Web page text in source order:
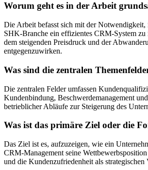
Worum geht es in der Arbeit
Die Arbeit befasst sich mit der Notwendigkeit,
SHK-Branche ein effizientes CRM-System zu
dem steigenden Preisdruck und der
entgegenzuwirken.
Was sind die zentralen
Die zentralen Felder umfassen
Kundenbindung, Beschwerdemanagement
betrieblicher Abläufe zur Steigerung des
Was ist das primäre Ziel oder die
Das Ziel ist es, aufzuzeigen, wie ein
CRM-Management seine
und die Kundenzufriedenheit als strategischen